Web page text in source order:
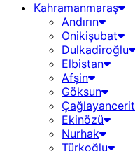
Kahramanmaraş
Andırın
Onikişubat
Dulkadiroğlu
Elbistan
Afşin
Göksun
Çağlayancerit
Ekinözü
Nurhak
Türkoğlu